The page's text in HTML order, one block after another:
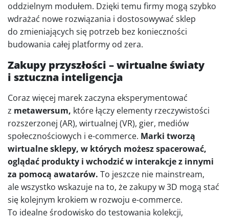
oddzielnym modułem. Dzięki temu firmy mogą szybko
wdrażać nowe rozwiązania i dostosowywać sklep
do zmieniających się potrzeb bez konieczności
budowania całej platformy od zera.
Zakupy przyszłości – wirtualne światy
i sztuczna inteligencja
Coraz więcej marek zaczyna eksperymentować
z metawersum, które łączy elementy rzeczywistości
rozszerzonej (AR), wirtualnej (VR), gier, mediów
społecznościowych i e-commerce. Marki tworzą
wirtualne sklepy, w których możesz spacerować,
oglądać produkty i wchodzić w interakcje z innymi
za pomocą awatarów. To jeszcze nie mainstream,
ale wszystko wskazuje na to, że zakupy w 3D mogą stać
się kolejnym krokiem w rozwoju e-commerce.
To idealne środowisko do testowania kolekcji,